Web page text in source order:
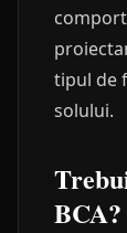
tipul de
solului.
BCA?